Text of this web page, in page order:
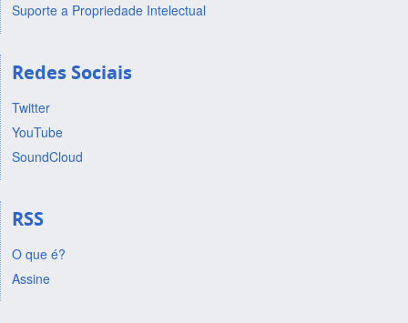
Suporte a Propriedade Intelectual
Redes Sociais
Twitter
YouTube
SoundCloud
RSS
O que é?
Assine